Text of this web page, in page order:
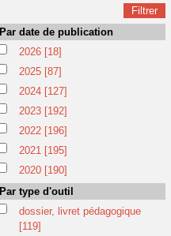
Par date de publication
2026 [18]
2025 [87]
2024 [127]
2023 [192]
2022 [196]
2021 [195]
2020 [190]
Par type d'outil
dossier, livret pédagogique
[119]